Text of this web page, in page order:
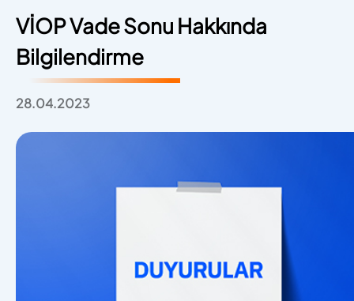
VİOP Vade Sonu Hakkında
Bilgilendirme
28.04.2023